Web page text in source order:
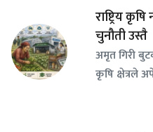
राष्ट्रिय
चुनौती उस्तै
अमृत गिरी
कृषि क्षेत्रले